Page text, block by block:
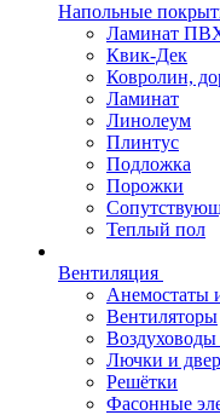
Напольные
Ламинат
Квик-Дек
Ковролин,
Ламинат
Линолеум
Плинтус
Подложка
Порожки
Теплый пол
Вентиляция
Анемостаты
Вентиляторы
Лючки и
Решётки
Фасонные